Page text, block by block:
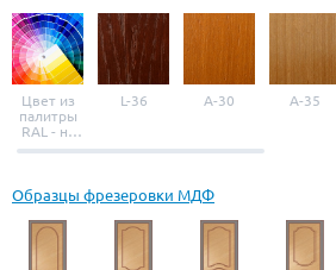
Цвет из
палитры
RAL - на
выбор
L-36 A-30 A-35
Образцы фрезеровки МДФ